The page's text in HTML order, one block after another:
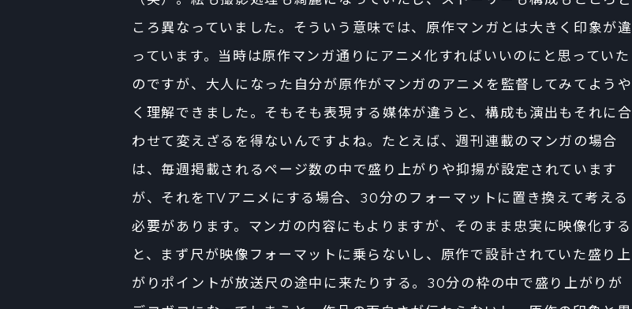
ころ異なっていました。そういう意味では、原作マンガとは大きく印象が違
っています。当時は原作マンガ通りにアニメ化すればいいのにと思っていた
のですが、大人になった自分が原作がマンガのアニメを監督してみてようや
く理解できました。そもそも表現する媒体が違うと、構成も演出もそれに合
わせて変えざるを得ないんですよね。たとえば、週刊連載のマンガの場合
は、毎週掲載されるページ数の中で盛り上がりや抑揚が設定されています
が、それをTVアニメにする場合、30分のフォーマットに置き換えて考える
必要があります。マンガの内容にもよりますが、そのまま忠実に映像化する
と、まず尺が映像フォーマットに乗らないし、原作で設計されていた盛り上
がりポイントが放送尺の途中に来たりする。30分の枠の中で盛り上がりが